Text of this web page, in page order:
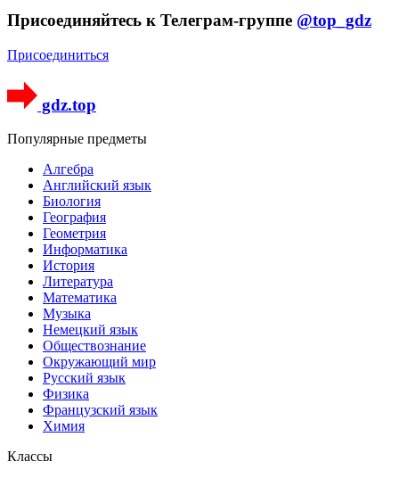
Присоединяйтесь к Телеграм-группе @top_gdz
Присоединиться
gdz.top
Популярные предметы
Алгебра
Английский язык
Биология
География
Геометрия
Информатика
История
Литература
Математика
Музыка
Немецкий язык
Обществознание
Окружающий мир
Русский язык
Физика
Французский язык
Химия
Классы